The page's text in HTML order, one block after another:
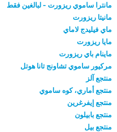
مانترا ساموي ريزورت - لبالغين فقط
مانيتا ريزورت
ماي فيليدج لاماي
مايا ريزورت
ماينام باي ريزورت
مركيور ساموي تشاونج تانا هوتل
منتجع آلز
منتجع أماري، كوه ساموي
منتجع إيفرغرين
منتجع بابيلون
منتجع بيل